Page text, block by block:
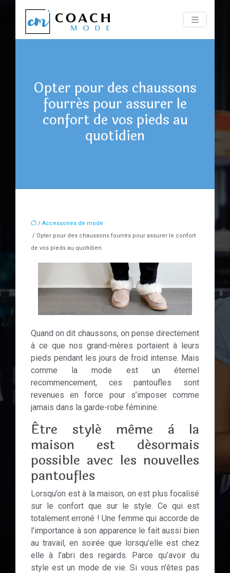
Opter pour des chaussons
fourrés pour assurer le
confort de vos pieds au
quotidien
/ Accessoires de mode
/ Opter pour des chaussons fourrés pour assurer le confort
de vos pieds au quotidien
Quand on dit chaussons, on pense directement
à ce que nos grand-mères portaient à leurs
pieds pendant les jours de froid intense. Mais
comme la mode est un éternel
recommencement, ces pantoufles sont
revenues en force pour s’imposer comme
jamais dans la garde-robe féminine.
Être stylé même à la
maison est désormais
possible avec les nouvelles
pantoufles
Lorsqu’on est à la maison, on est plus focalisé
sur le confort que sur le style. Ce qui est
totalement erroné ! Une femme qui accorde de
l’importance à son apparence le fait aussi bien
au travail, en soirée que lorsqu’elle est chez
elle à l’abri des regards. Parce qu’avoir du
style est un mode de vie. Si vous n’êtes pas